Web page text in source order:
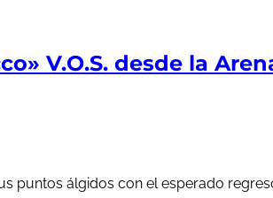
V.O.S. desde la
puntos álgidos con el esperado